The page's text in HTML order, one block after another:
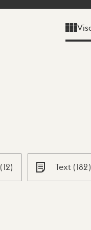
(12) Text (182)